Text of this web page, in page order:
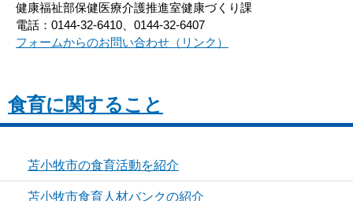
健康福祉部保健医療介護推進室健康づくり課
電話：0144-32-6410、0144-32-6407
フォームからのお問い合わせ（リンク）
食育に関すること
苫小牧市の食育活動を紹介
苫小牧市食育人材バンクの紹介